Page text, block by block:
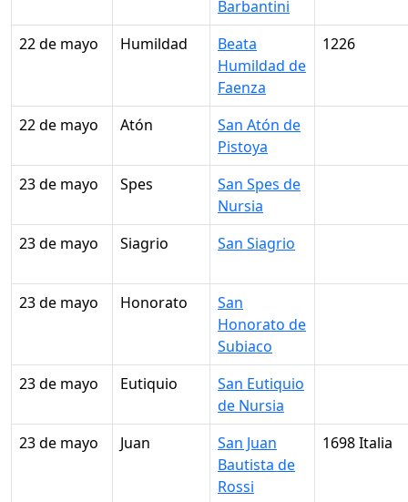
Barbantini
22 de mayo
Humildad
Beata
Humildad de
Faenza
1226
22 de mayo Atón
San Atón de
Pistoya
23 de mayo
Spes
San Spes de
Nursia
23 de mayo
Siagrio San Siagrio
23 de mayo Honorato
San
Honorato de
Subiaco
23 de mayo
Eutiquio
San Eutiquio
de Nursia
23 de mayo
Juan
San Juan
Bautista de
Rossi
1698 Italia